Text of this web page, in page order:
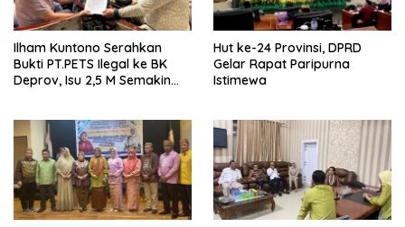
Ilham Kuntono Serahkan
Bukti PT.PETS Ilegal ke BK
Deprov, Isu 2,5 M Semakin
Hut ke-24 Provinsi, DPRD
Gelar Rapat Paripurna
Istimewa